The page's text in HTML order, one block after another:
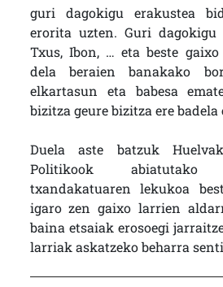
guri dagokigu erakustea
erorita uzten. Guri dagokigu
Txus, Ibon, … eta beste
dela beraien banakako
elkartasun eta babesa
bizitza geure bizitza ere badela
Duela aste batzuk
Politikook
txandakatuaren lekukoa
igaro zen gaixo larrien
baina etsaiak erosoegi
larriak askatzeko beharra